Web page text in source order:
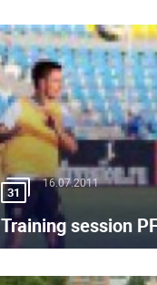
31
16.07.2011
Training session